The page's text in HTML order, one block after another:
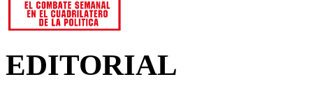
EDITORIAL